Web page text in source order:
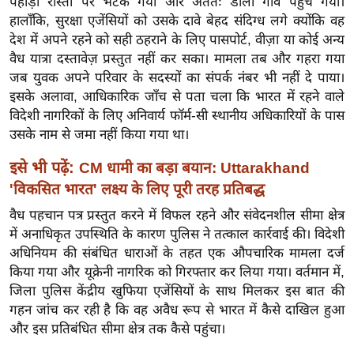
ल
बे
मि
सा
ल
श
ख्सि
य
यं
ग
इं
डि
या
सा
हालाँकि, सुरक्षा एजेंसियों को उसके दावे बेहद संदिग्ध लगे क्योंकि वह
देश में अपने रहने को सही ठहराने के लिए पासपोर्ट, वीज़ा या कोई अन्य
वैध यात्रा दस्तावेज़ प्रस्तुत नहीं कर सका। मामला तब और गहरा गया
जब युवक अपने परिवार के सदस्यों का संपर्क नंबर भी नहीं दे पाया।
इसके अलावा, आधिकारिक जाँच से पता चला कि भारत में रहने वाले
विदेशी नागरिकों के लिए अनिवार्य फॉर्म-सी स्थानीय अधिकारियों के पास
उसके नाम से जमा नहीं किया गया था।
इसे भी पढ़ें: CM धामी का बड़ा बयान: Uttarakhand
'विकसित भारत' लक्ष्य के लिए पूरी तरह प्रतिबद्ध
वैध पहचान पत्र प्रस्तुत करने में विफल रहने और संवेदनशील सीमा क्षेत्र
में अनाधिकृत उपस्थिति के कारण पुलिस ने तत्काल कार्रवाई की। विदेशी
अधिनियम की संबंधित धाराओं के तहत एक औपचारिक मामला दर्ज
किया गया और यूक्रेनी नागरिक को गिरफ्तार कर लिया गया। वर्तमान में,
जिला पुलिस केंद्रीय खुफिया एजेंसियों के साथ मिलकर इस बात की
गहन जांच कर रही है कि वह अवैध रूप से भारत में कैसे दाखिल हुआ
और इस प्रतिबंधित सीमा क्षेत्र तक कैसे पहुंचा।